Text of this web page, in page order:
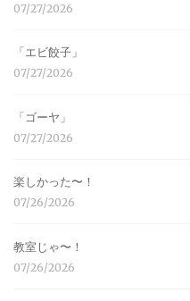
07/27/2026
「エビ餃子」
07/27/2026
「ゴーヤ」
07/27/2026
楽しかった〜！
07/26/2026
教室じゃ〜！
07/26/2026